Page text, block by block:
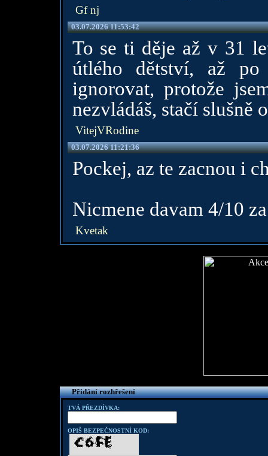
Gf nj
03.07.2026 11:53:42
To se ti děje až v 31
útlého dětství, až
ignorovat, protože
nezvládáš, stačí slušně
VitejVRodine
03.07.2026 11:21:36
Pockej, az te zacnou i
Nicmene davam 4/10
Kvetak
Přidání rozhřešení
TVÁ PŘEZDÍVKA:
OPIŠ BEZPEČNOSTNÍ KOD: